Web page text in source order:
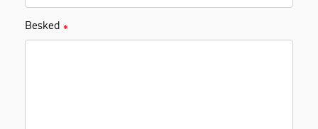
Besked ✱